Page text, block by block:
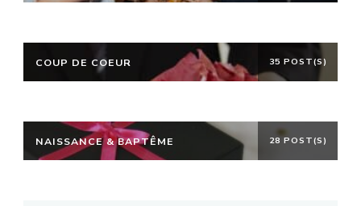
COUP DE COEUR 35 POST(S)
NAISSANCE & BAPTÊME 28 POST(S)